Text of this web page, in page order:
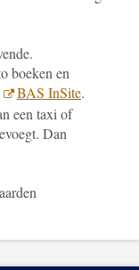
boeken en
BAS InSite.
een taxi of
Dan